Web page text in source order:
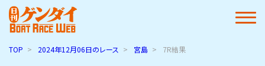
TOP 2024年12月06日のレース 宮島 7R結果